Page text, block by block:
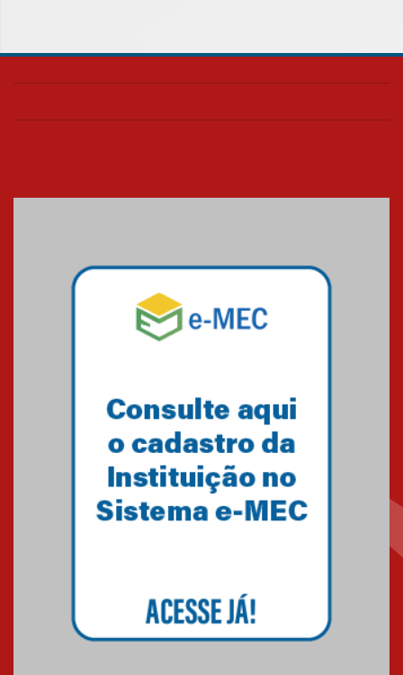
realizará nova edição da Feira
04.08.2026
Mackenzie recepciona os
calouros do segundo semestre
Como o Colégio Mackenzie
Brasília prepara seus
estudantes para o PAS antes
mesmo do Ensino Médio
04.08.2026